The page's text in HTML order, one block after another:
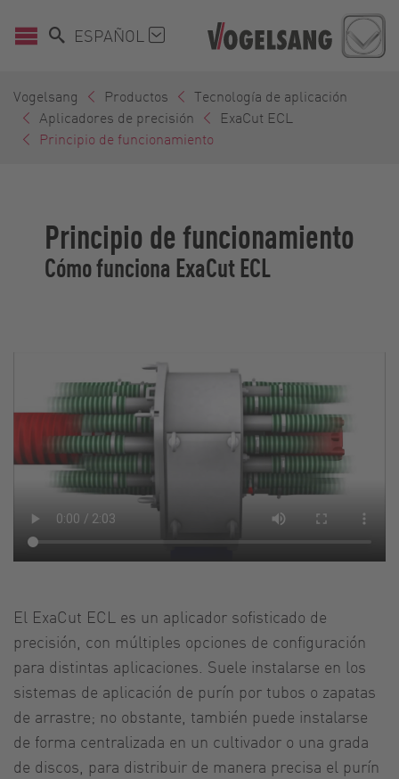
ESPAÑOL
Vogelsang Productos
Tecnología de aplicación
Aplicadores de precisión
ExaCut ECL
Principio de funcionamiento
Principio de funcionamiento
Cómo funciona ExaCut ECL
El ExaCut ECL es un aplicador sofisticado de
precisión, con múltiples opciones de configuración
para distintas aplicaciones. Suele instalarse en los
sistemas de aplicación de purín por tubos o zapatas
de arrastre; no obstante, también puede instalarse
de forma centralizada en un cultivador o una grada
de discos, para distribuir de manera precisa el purín